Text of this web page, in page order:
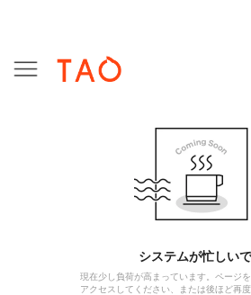
システムが忙しい
現在少し負荷が高まっています。ページ
アクセスしてください、または後ほど再